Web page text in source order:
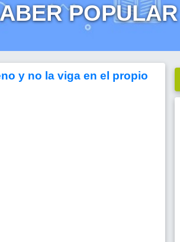
POPULAR
y no la viga en el propio